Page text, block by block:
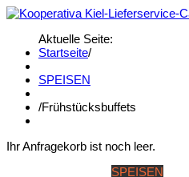
Aktuelle Seite:
Startseite/
SPEISEN
/Frühstücksbuffets
Ihr Anfragekorb ist noch leer.
SPEISEN